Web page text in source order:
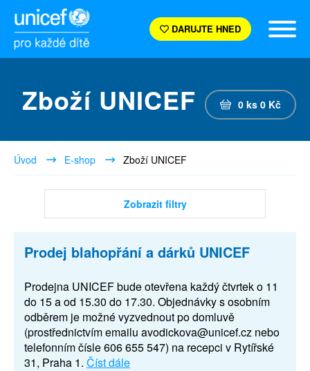
DARUJTE HNED
Zboží UNICEF 0 ks 0 Kč
Úvod E-shop Zboží UNICEF
Zobrazit filtry
Prodej blahopřání a dárků UNICEF
Prodejna UNICEF bude otevřena každý čtvrtek o 11
do 15 a od 15.30 do 17.30. Objednávky s osobním
odběrem je možné vyzvednout po domluvě
(prostřednictvím emailu avodickova@unicef.cz nebo
telefonním čísle 606 655 547) na recepci v Rytířské
31, Praha 1. Číst dále